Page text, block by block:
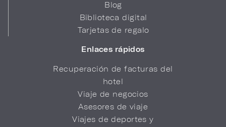
Blog
Biblioteca digital
Tarjetas de regalo
Enlaces rápidos
Recuperación de facturas del
hotel
Viaje de negocios
Asesores de viaje
Viajes de deportes y